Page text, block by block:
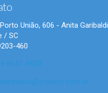
União, 606 - Anita Garibaldi
/ SC
460
8847-9520